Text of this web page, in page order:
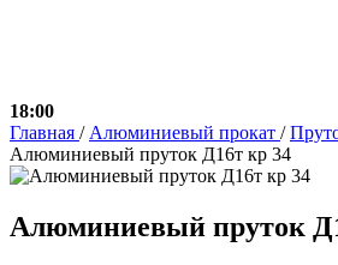
18:00
Главная / Алюминиевый прокат /
Алюминиевый пруток Д16т кр 34
Алюминиевый пруток